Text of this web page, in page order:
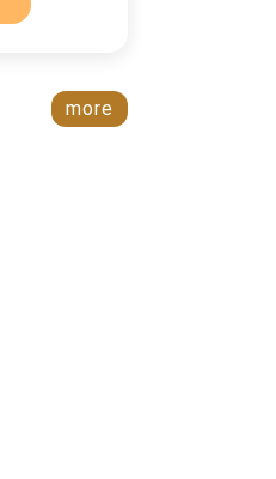
more